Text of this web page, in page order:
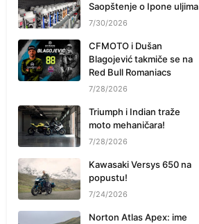
Saopštenje o Ipone uljima
7/30/2026
CFMOTO i Dušan
Blagojević takmiče se na
Red Bull Romaniacs
7/28/2026
Triumph i Indian traže
moto mehaničara!
7/28/2026
Kawasaki Versys 650 na
popustu!
7/24/2026
Norton Atlas Apex: ime